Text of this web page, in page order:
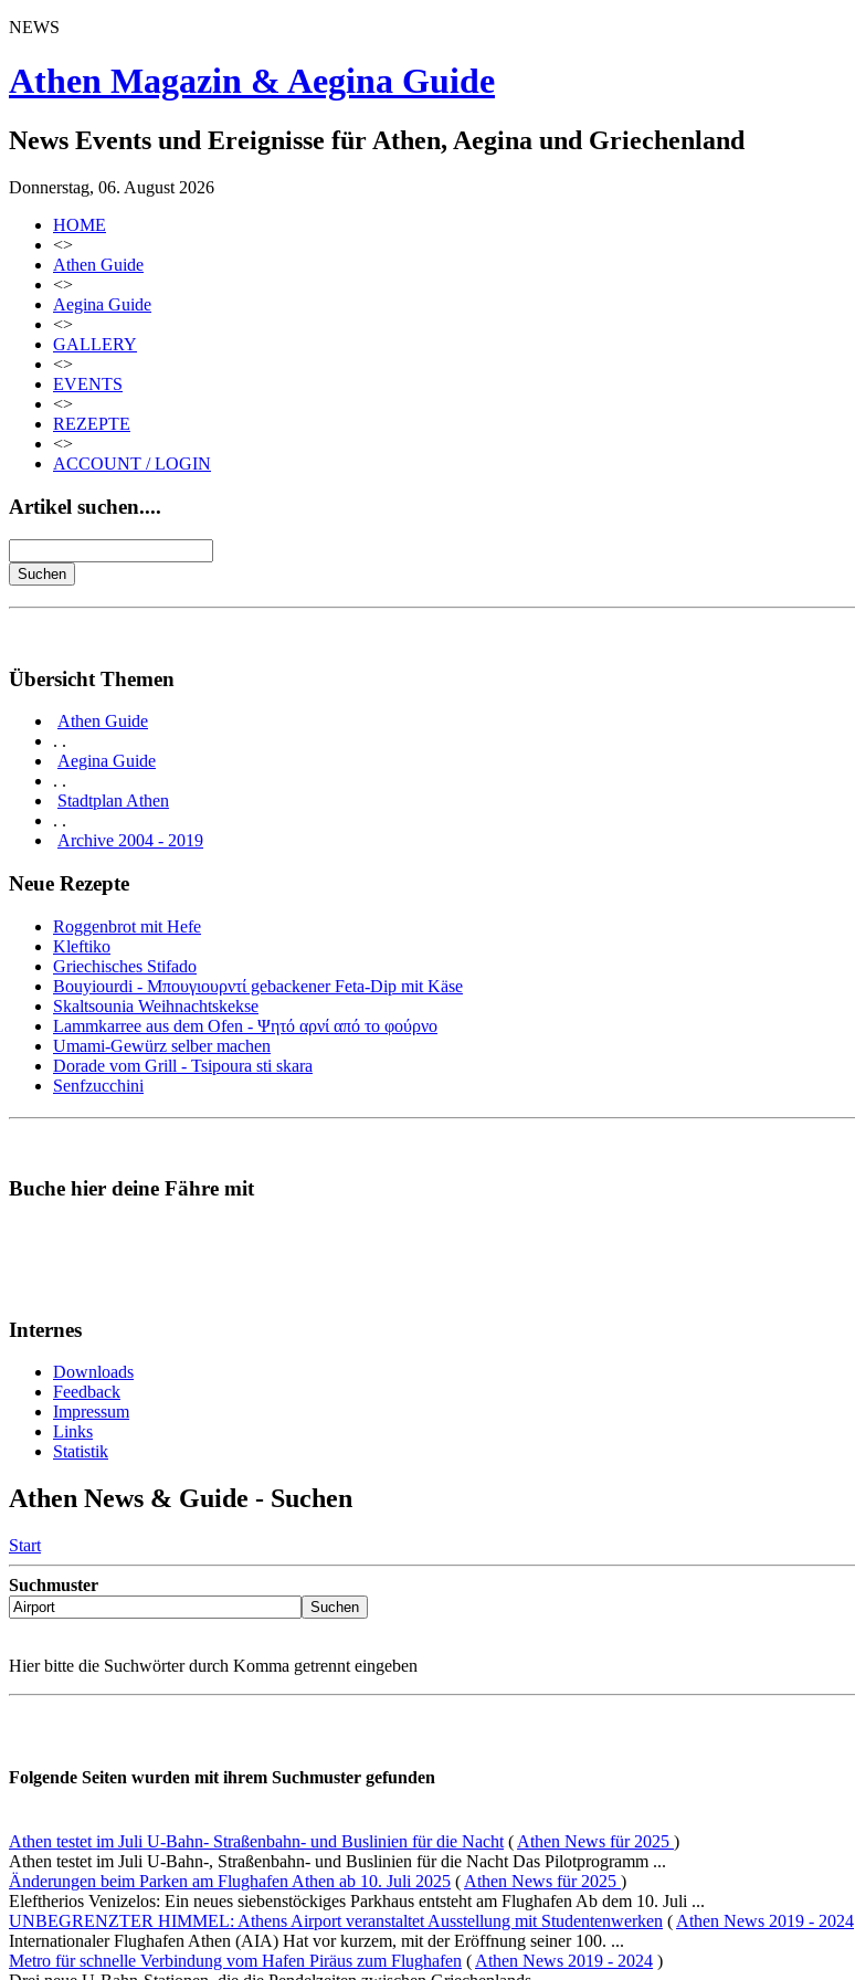
NEWS
Athen Magazin & Aegina Guide
News Events und Ereignisse für Athen, Aegina und Griechenland
Donnerstag, 06. August 2026
HOME
<>
Athen Guide
<>
Aegina Guide
<>
GALLERY
<>
EVENTS
<>
REZEPTE
<>
ACCOUNT / LOGIN
Artikel suchen....
Übersicht Themen
Athen Guide
. .
Aegina Guide
. .
Stadtplan Athen
. .
Archive 2004 - 2019
Neue Rezepte
Roggenbrot mit Hefe
Kleftiko
Griechisches Stifado
Bouyiourdi - Μπουγιουρντί gebackener Feta-Dip mit Käse
Skaltsounia Weihnachtskekse
Lammkarree aus dem Ofen - Ψητό αρνί από το φούρνο
Umami-Gewürz selber machen
Dorade vom Grill - Tsipoura sti skara
Senfzucchini
Buche hier deine Fähre mit
Internes
Downloads
Feedback
Impressum
Links
Statistik
Athen News & Guide - Suchen
Start
Suchmuster
Hier bitte die Suchwörter durch Komma getrennt eingeben
Folgende Seiten wurden mit ihrem Suchmuster gefunden
Athen testet im Juli U-Bahn- Straßenbahn- und Buslinien für die Nacht ( Athen News für 2025 )
Athen testet im Juli U-Bahn-, Straßenbahn- und Buslinien für die Nacht Das Pilotprogramm ...
Änderungen beim Parken am Flughafen Athen ab 10. Juli 2025 ( Athen News für 2025 )
Eleftherios Venizelos: Ein neues siebenstöckiges Parkhaus entsteht am Flughafen Ab dem 10. Juli ...
UNBEGRENZTER HIMMEL: Athens Airport veranstaltet Ausstellung mit Studentenwerken ( Athen News 2019 - 2024
Internationaler Flughafen Athen (AIA) Hat vor kurzem, mit der Eröffnung seiner 100. ...
Metro für schnelle Verbindung vom Hafen Piräus zum Flughafen ( Athen News 2019 - 2024 )